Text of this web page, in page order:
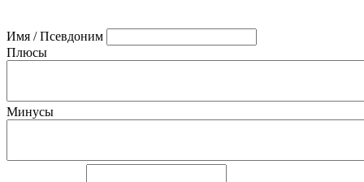
Имя / Псевдоним
Плюсы
Минусы